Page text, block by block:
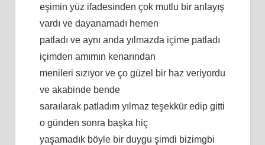
eşimin yüz ifadesinden çok mutlu bir anlayış
vardı ve dayanamadı hemen
patladı ve aynı anda yılmazda içime patladı
içimden amımın kenarından
menileri sızıyor ve ço güzel bir haz veriyordu
ve akabinde bende
saraılarak patladım yılmaz teşekkür edip gitti
o günden sonra başka hiç
yaşamadık böyle bir duygu şimdi bizimgbi